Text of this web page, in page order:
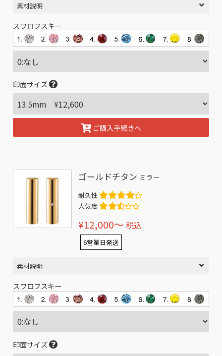
素材説明
スワロフスキー
印面サイズ
ご購入手続きへ
ゴールドチタン ミラー
耐久性
人気度
¥12,000〜 税込
6営業日発送
素材説明
スワロフスキー
印面サイズ